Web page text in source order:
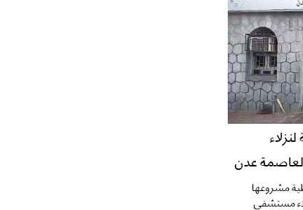
عدن
مشروعها
على نزلاء مستشفى